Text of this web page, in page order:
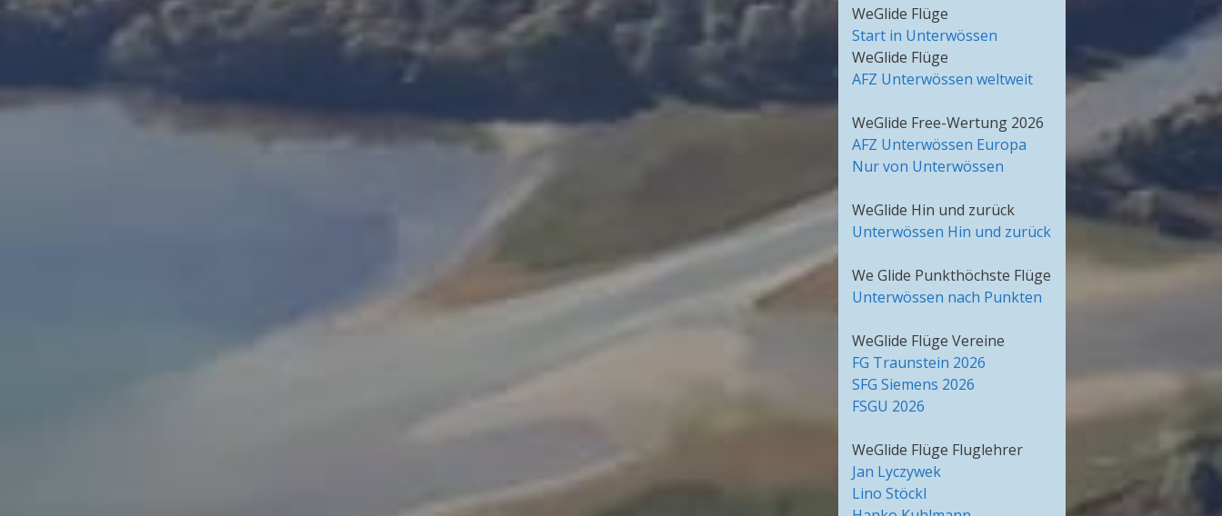
WeGlide Flüge
Start in Unterwössen
WeGlide Flüge
AFZ Unterwössen weltweit
WeGlide Free-Wertung 2026
AFZ Unterwössen Europa
Nur von Unterwössen
WeGlide Hin und zurück
Unterwössen Hin und zurück
We Glide Punkthöchste Flüge
Unterwössen nach Punkten
WeGlide Flüge Vereine
FG Traunstein 2026
SFG Siemens 2026
FSGU 2026
WeGlide Flüge Fluglehrer
Jan Lyczywek
Lino Stöckl